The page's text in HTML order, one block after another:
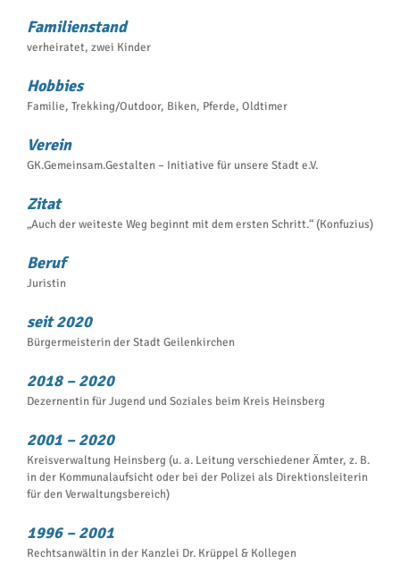
Familienstand
verheiratet, zwei Kinder
Hobbies
Familie, Trekking/Outdoor, Biken, Pferde, Oldtimer
Verein
GK.Gemeinsam.Gestalten – Initiative für unsere Stadt e.V.
Zitat
„Auch der weiteste Weg beginnt mit dem ersten Schritt.“ (Konfuzius)
Beruf
Juristin
seit 2020
Bürgermeisterin der Stadt Geilenkirchen
2018 – 2020
Dezernentin für Jugend und Soziales beim Kreis Heinsberg
2001 – 2020
Kreisverwaltung Heinsberg (u. a. Leitung verschiedener Ämter, z. B.
in der Kommunalaufsicht oder bei der Polizei als Direktionsleiterin
für den Verwaltungsbereich)
1996 – 2001
Rechtsanwältin in der Kanzlei Dr. Krüppel & Kollegen